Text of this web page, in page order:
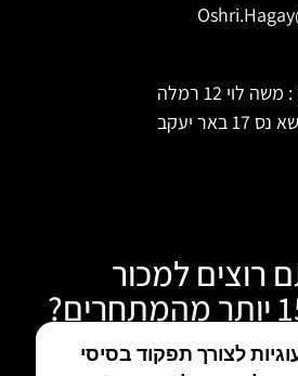
12 רמלה
יעקב
רוצים למכור
עכשיו
לצורך תפקוד בסיסי